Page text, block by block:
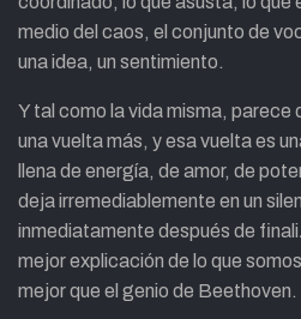
medio del caos, el conjunto de
una idea, un sentimiento.
Y tal como la vida misma, parece
una vuelta más, y esa vuelta es
llena de energía, de amor, de
deja irremediablemente en un
inmediatamente después de
mejor explicación de lo que
mejor que el genio de Beethoven.